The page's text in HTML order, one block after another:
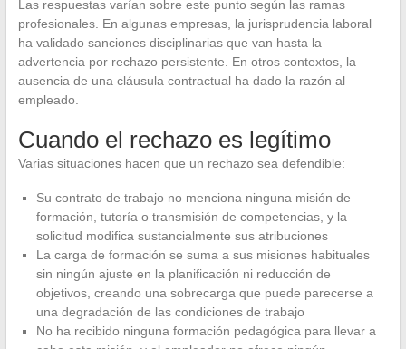
Las respuestas varían sobre este punto según las ramas
profesionales. En algunas empresas, la jurisprudencia laboral
ha validado sanciones disciplinarias que van hasta la
advertencia por rechazo persistente. En otros contextos, la
ausencia de una cláusula contractual ha dado la razón al
empleado.
Cuando el rechazo es legítimo
Varias situaciones hacen que un rechazo sea defendible:
Su contrato de trabajo no menciona ninguna misión de
formación, tutoría o transmisión de competencias, y la
solicitud modifica sustancialmente sus atribuciones
La carga de formación se suma a sus misiones habituales
sin ningún ajuste en la planificación ni reducción de
objetivos, creando una sobrecarga que puede parecerse a
una degradación de las condiciones de trabajo
No ha recibido ninguna formación pedagógica para llevar a